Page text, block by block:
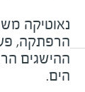
נאוטיקה
הרפתקה,
ההישגים
הים.